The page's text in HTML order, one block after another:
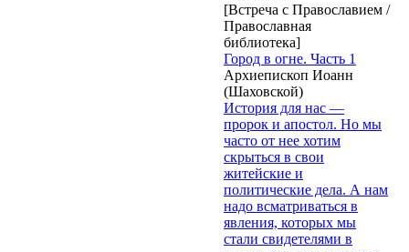
[Встреча с Православием /
Православная
библиотека]
Город в огне. Часть 1
Архиепископ Иоанн
(Шаховской)
История для нас —
пророк и апостол. Но мы
часто от нее хотим
скрыться в свои
житейские и
политические дела. А нам
надо всматриваться в
явления, которых мы
стали свидетелями в